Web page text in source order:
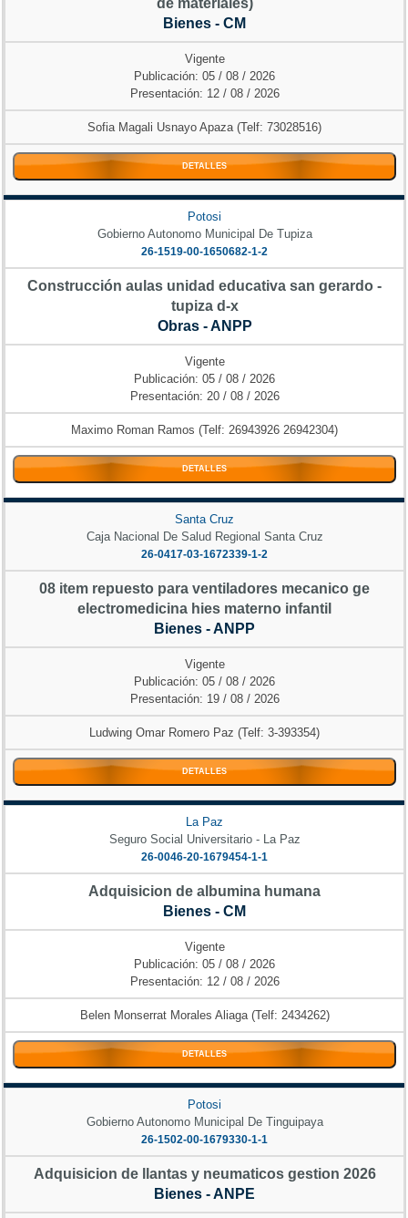
de materiales)
Bienes - CM
Vigente
Publicación: 05 / 08 / 2026
Presentación: 12 / 08 / 2026
Sofia Magali Usnayo Apaza (Telf: 73028516)
DETALLES
Potosi
Gobierno Autonomo Municipal De Tupiza
26-1519-00-1650682-1-2
Construcción aulas unidad educativa san gerardo -
tupiza d-x
Obras - ANPP
Vigente
Publicación: 05 / 08 / 2026
Presentación: 20 / 08 / 2026
Maximo Roman Ramos (Telf: 26943926 26942304)
DETALLES
Santa Cruz
Caja Nacional De Salud Regional Santa Cruz
26-0417-03-1672339-1-2
08 item repuesto para ventiladores mecanico ge
electromedicina hies materno infantil
Bienes - ANPP
Vigente
Publicación: 05 / 08 / 2026
Presentación: 19 / 08 / 2026
Ludwing Omar Romero Paz (Telf: 3-393354)
DETALLES
La Paz
Seguro Social Universitario - La Paz
26-0046-20-1679454-1-1
Adquisicion de albumina humana
Bienes - CM
Vigente
Publicación: 05 / 08 / 2026
Presentación: 12 / 08 / 2026
Belen Monserrat Morales Aliaga (Telf: 2434262)
DETALLES
Potosi
Gobierno Autonomo Municipal De Tinguipaya
26-1502-00-1679330-1-1
Adquisicion de llantas y neumaticos gestion 2026
Bienes - ANPE